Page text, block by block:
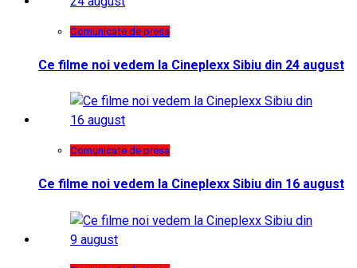
Comunicate de presa
Ce filme noi vedem la Cineplexx Sibiu din 24 august
Comunicate de presa
Ce filme noi vedem la Cineplexx Sibiu din 16 august